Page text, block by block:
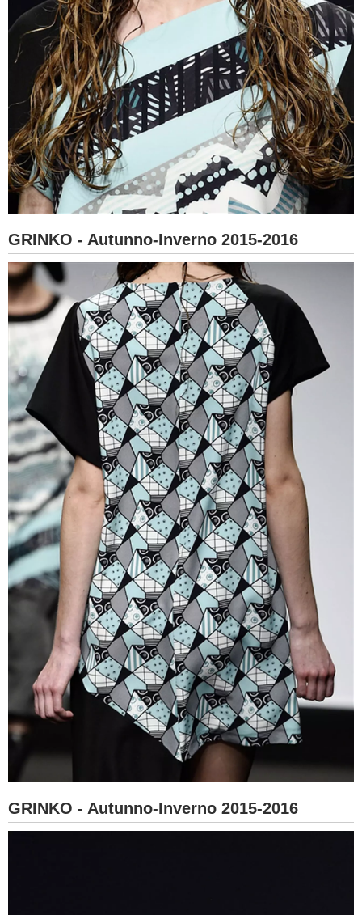
GRINKO - Autunno-Inverno 2015-2016
GRINKO - Autunno-Inverno 2015-2016